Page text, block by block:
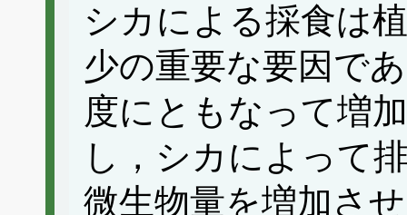
シカによる採食は
少の重要な要因で
度にともなって増
し，シカによって
微生物量を増加さ